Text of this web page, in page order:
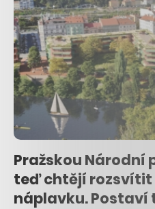
Pražskou Národní
teď chtějí rozsvítit
náplavku. Postaví